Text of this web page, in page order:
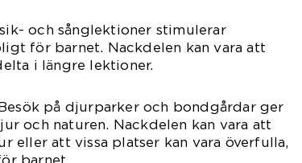
och sånglektioner stimulerar
för barnet. Nackdelen kan vara att
i längre lektioner.
på djurparker och bondgårdar ger
och naturen. Nackdelen kan vara att
eller att vissa platser kan vara överfulla,
barnet.